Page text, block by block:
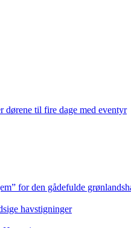
til fire dage med eventyr
for den gådefulde
havstigninger